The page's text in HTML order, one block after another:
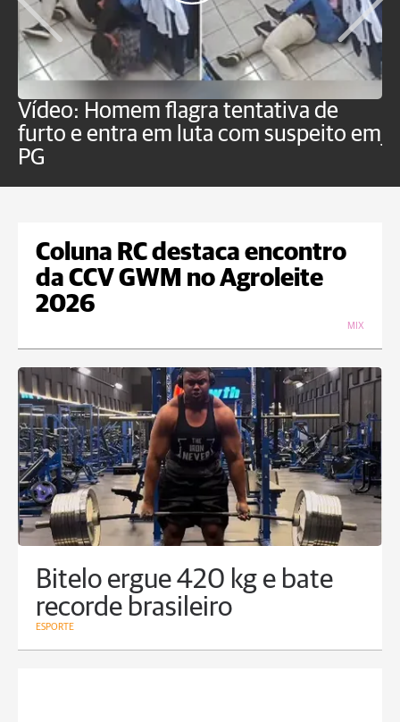
Vídeo: Homem flagra tentativa de
furto e entra em luta com suspeito em
PG
Coluna RC destaca encontro
da CCV GWM no Agroleite
2026
MIX
Bitelo ergue 420 kg e bate
recorde brasileiro
ESPORTE